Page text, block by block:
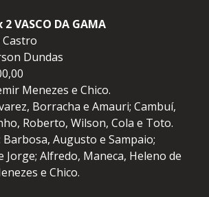
2 VASCO DA GAMA
Castro
Dundas
Menezes e Chico.
Borracha e Amauri; Cambuí,
Roberto, Wilson, Cola e Toto.
Barbosa, Augusto e Sampaio;
Jorge; Alfredo, Maneca, Heleno de
e Chico.